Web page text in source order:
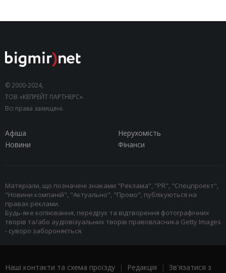
© 2000-2024,
ТОВ «КЕПРЕЙТ ПАРТНЕРС».
Всі права захищені.
Афіша
Нерухомість
Новини
Фінанси
Матеріали, що позначені знаками "Реклама", "PR", "Спецпроект",
"Новини компаній", "Актуально", "Промо", публікуються на
правах реклами.
Будь-яке копіювання, передрук та відтворення фотографічних
творів та/або аудіовізуальних творів правовласника Getty Images
- суворо забороняється.
Наші контакти та схема проїзду | Редакція | Зв'язатися з